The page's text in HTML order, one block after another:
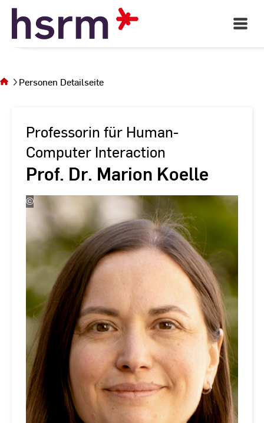
Skip
Content
Open
Main
sich auf
der SeitePersonen Detailseite
Professorin für Human-
Computer Interaction
Prof. Dr. Marion Koelle
©
Jörg
/
HSRM